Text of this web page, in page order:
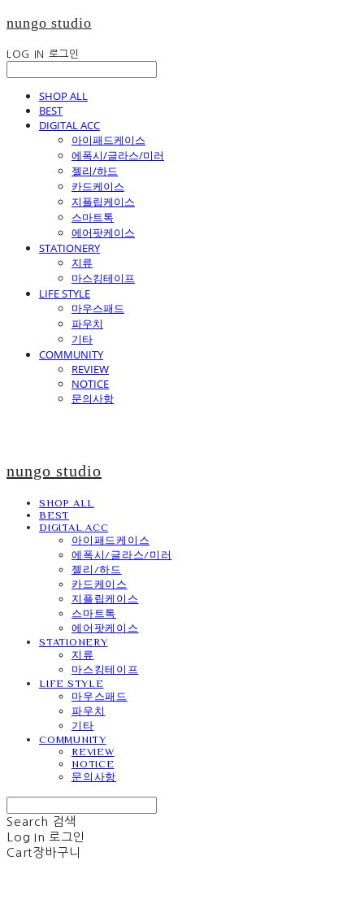
nungo studio
LOG IN 로그인
SHOP ALL
BEST
DIGITAL ACC
아이패드케이스
에폭시/글라스/미러
젤리/하드
카드케이스
지플립케이스
스마트톡
에어팟케이스
STATIONERY
지류
마스킹테이프
LIFE STYLE
마우스패드
파우치
기타
COMMUNITY
REVIEW
NOTICE
문의사항
nungo studio
SHOP ALL
BEST
DIGITAL ACC
아이패드케이스
에폭시/글라스/미러
젤리/하드
카드케이스
지플립케이스
스마트톡
에어팟케이스
STATIONERY
지류
마스킹테이프
LIFE STYLE
마우스패드
파우치
기타
COMMUNITY
REVIEW
NOTICE
문의사항
Search 검색
Log In 로그인
Cart장바구니